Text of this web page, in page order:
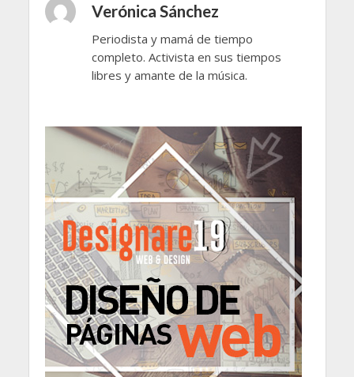
Verónica Sánchez
Periodista y mamá de tiempo
completo. Activista en sus tiempos
libres y amante de la música.